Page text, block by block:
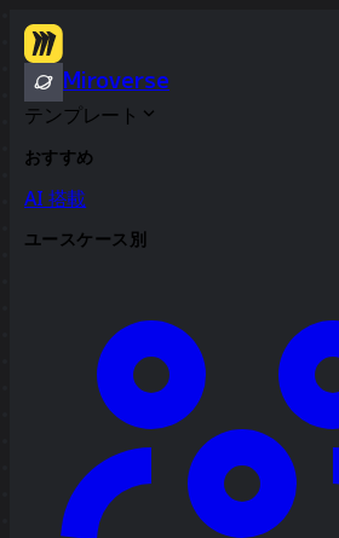
Miroverse
テンプレート
おすすめ
AI 搭載
ユースケース別